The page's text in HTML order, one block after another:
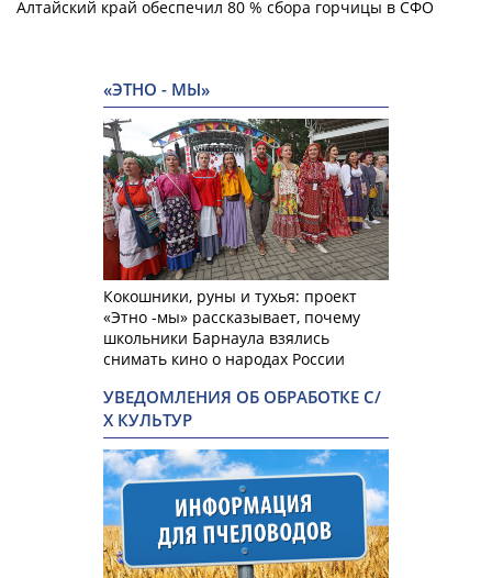
Алтайский край обеспечил 80 % сбора горчицы в СФО
«ЭТНО - МЫ»
Кокошники, руны и тухья: проект
«Этно -мы» рассказывает, почему
школьники Барнаула взялись
снимать кино о народах России
УВЕДОМЛЕНИЯ ОБ ОБРАБОТКЕ С/
Х КУЛЬТУР